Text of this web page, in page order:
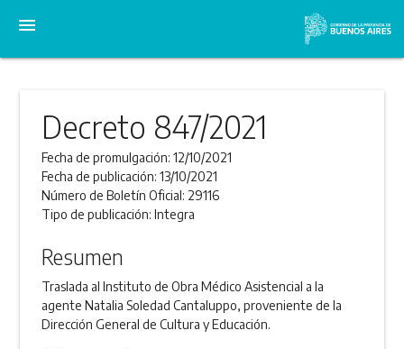
menu
Decreto 847/2021
Fecha de promulgación:12/10/2021
Fecha de publicación:13/10/2021
Número de Boletín Oficial: 29116
Tipo de publicación:Integra
Resumen
Traslada al Instituto de Obra Médico Asistencial a la
agente Natalia Soledad Cantaluppo, proveniente de la
Dirección General de Cultura y Educación.